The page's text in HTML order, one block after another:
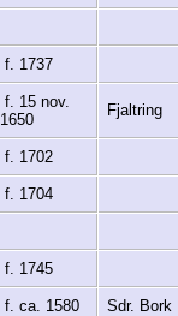
f. 1737
f. 15 nov.
1650
Fjaltring
f. 1702
f. 1704
f. 1745
f. ca. 1580 Sdr. Bork